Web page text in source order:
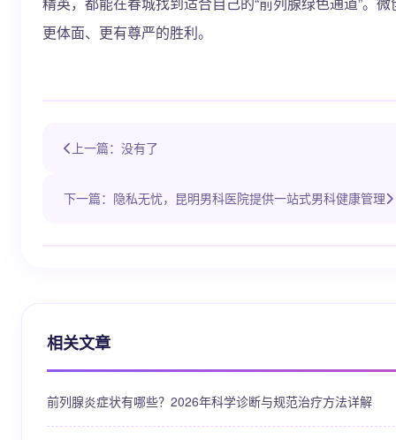
更体面、更有尊严的胜利。
上一篇：没有了
下一篇：隐私无忧，昆明男科医院提供一站式男科健康管理
相关文章
前列腺炎症状有哪些？2026年科学诊断与规范治疗方法详解